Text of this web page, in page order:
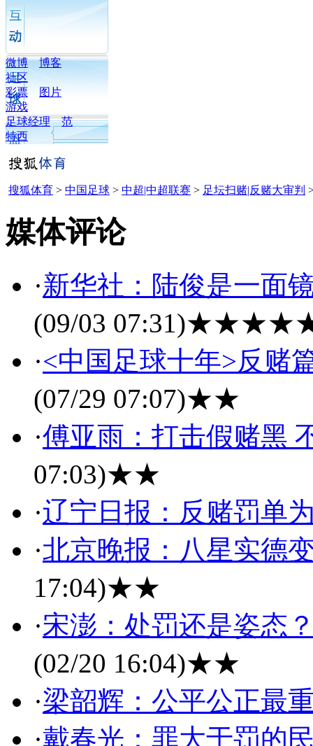
微博
博客
社区
彩票
图片
游戏
足球经理
范
特西
搜狐体育 > 中国足球 > 中超|中超联赛 > 足坛扫赌|反赌大审判
媒体评论
·新华社：陆俊是一面
(09/03 07:31)
·<中国足球十年>反赌
(07/29 07:07)★★
·傅亚雨：打击假赌黑
07:03)★★
·辽宁日报：反赌罚单
·北京晚报：八星实德
17:04)★★
·宋澎：处罚还是姿态
(02/20 16:04)★★
·梁韶辉：公平公正最
·戴春光：罪大于罚的